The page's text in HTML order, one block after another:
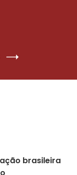
brasileira